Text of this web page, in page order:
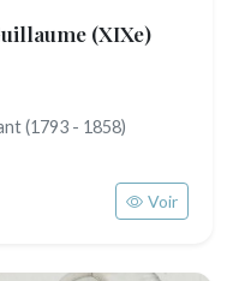
(XIXe)
(1793 - 1858)
Voir